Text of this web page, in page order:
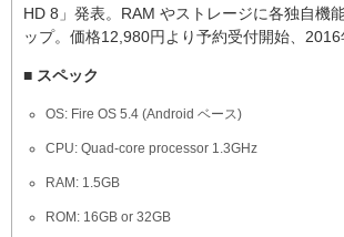
HD 8」発表。RAM やストレージに各独自機
ップ。価格12,980円より予約受付開始、2016
■ スペック
OS: Fire OS 5.4 (Android ベース)
CPU: Quad-core processor 1.3GHz
RAM: 1.5GB
ROM: 16GB or 32GB